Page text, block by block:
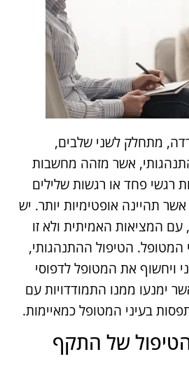
מתחלק לשני שלבים,
אשר מזהה מחשבות
רגשי פחד או רגשות שלילים
תהיינה אופטימיות יותר. יש
המציאות האמיתית ולא זו
הטיפול ההתנהגותי,
ויחשוף את המטופל לדפוסי
ימנעו ממנו התמודדויות עם
בעיני המטופל כמאיימות.
של התקף